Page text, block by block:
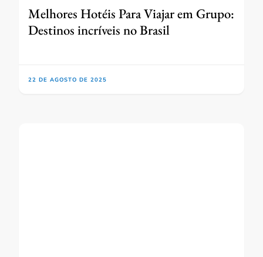
Melhores Hotéis Para Viajar em Grupo:
Destinos incríveis no Brasil
22 DE AGOSTO DE 2025